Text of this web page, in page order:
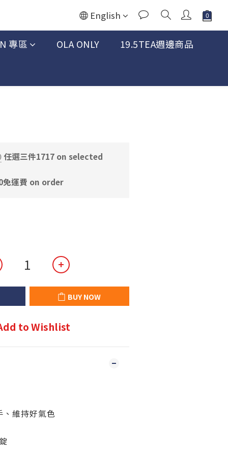
English
專區 OLA ONLY 19.5TEA週邊商品
任選三件1717 on selected
免運費 on order
BUY NOW
to Wishlist
、維持好氣色